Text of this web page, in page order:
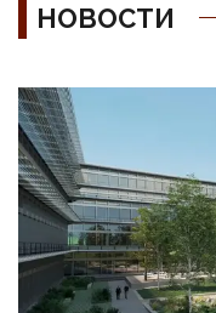
НОВОСТИ
Материалы